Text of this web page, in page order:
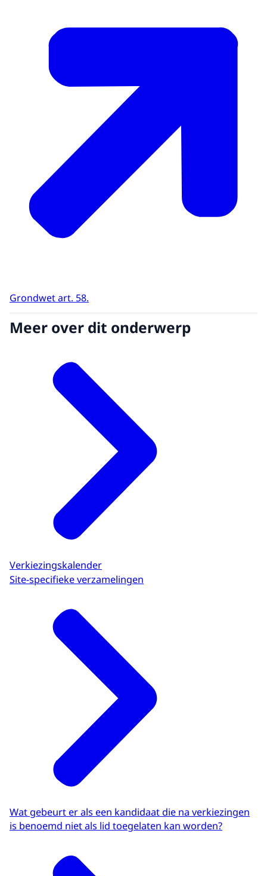
Grondwet art. 58.
Meer over dit onderwerp
Verkiezingskalender
Site-specifieke verzamelingen
Wat gebeurt er als een kandidaat die na verkiezingen
is benoemd niet als lid toegelaten kan worden?